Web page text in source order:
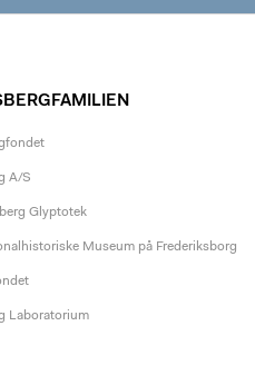
A/S
Glyptotek
Museum på Frederiksborg
Laboratorium